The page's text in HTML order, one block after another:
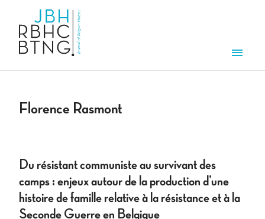
Florence Rasmont
Du résistant communiste au survivant des
camps : enjeux autour de la production d’une
histoire de famille relative à la résistance et à la
Seconde Guerre en Belgique